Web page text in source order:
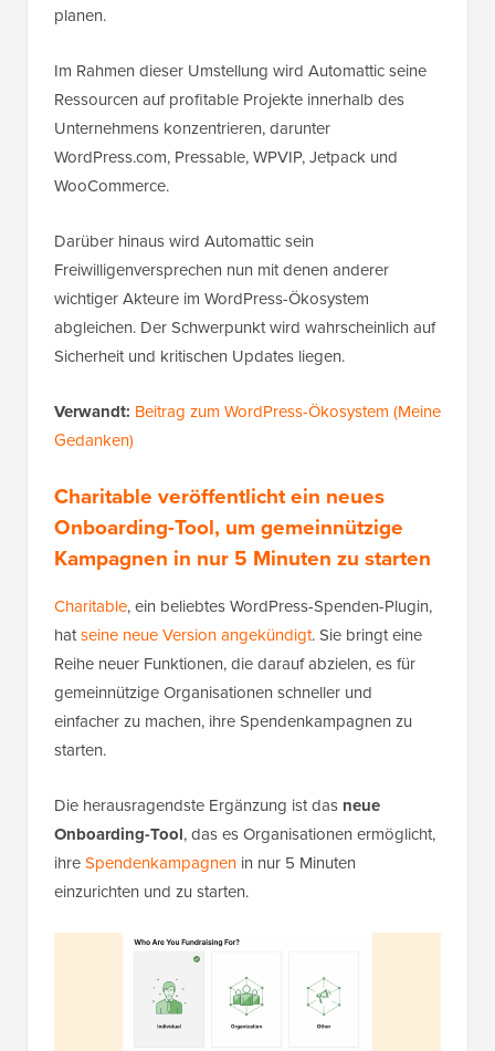
planen.
Im Rahmen dieser Umstellung wird Automattic seine
Ressourcen auf profitable Projekte innerhalb des
Unternehmens konzentrieren, darunter
WordPress.com, Pressable, WPVIP, Jetpack und
WooCommerce.
Darüber hinaus wird Automattic sein
Freiwilligenversprechen nun mit denen anderer
wichtiger Akteure im WordPress-Ökosystem
abgleichen. Der Schwerpunkt wird wahrscheinlich auf
Sicherheit und kritischen Updates liegen.
Verwandt: Beitrag zum WordPress-Ökosystem (Meine
Gedanken)
Charitable veröffentlicht ein neues
Onboarding-Tool, um gemeinnützige
Kampagnen in nur 5 Minuten zu starten
Charitable, ein beliebtes WordPress-Spenden-Plugin,
hatseine neue Version angekündigt. Sie bringt eine
Reihe neuer Funktionen, die darauf abzielen, es für
gemeinnützige Organisationen schneller und
einfacher zu machen, ihre Spendenkampagnen zu
starten.
Die herausragendste Ergänzung ist das neue
Onboarding-Tool, das es Organisationen ermöglicht,
ihreSpendenkampagnen in nur 5 Minuten
einzurichten und zu starten.